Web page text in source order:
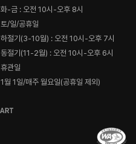
화-금 : 오전 10시-오후 8시
토/일/공휴일
하절기(3-10월) : 오전 10시-오후 7시
동절기(11-2월) : 오전 10시-오후 6시
휴관일
1월 1일/매주 월요일(공휴일 제외)